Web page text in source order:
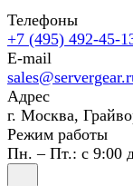
Телефоны
+7 (495) 492-45-
E-mail
Адрес
г. Москва,
Режим работы
Пн. – Пт.: с 9:00